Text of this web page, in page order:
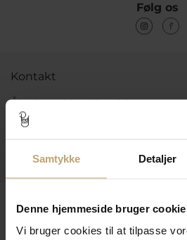
Samtykke Detaljer
Denne hjemmeside bruger
Vi bruger cookies til at tilpasse
Følg os
Kontakt
Åbningstider I Butikken
Information
Praktiske Sider